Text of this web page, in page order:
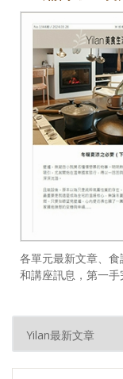
各單元最新文章、
和講座訊息，第一手